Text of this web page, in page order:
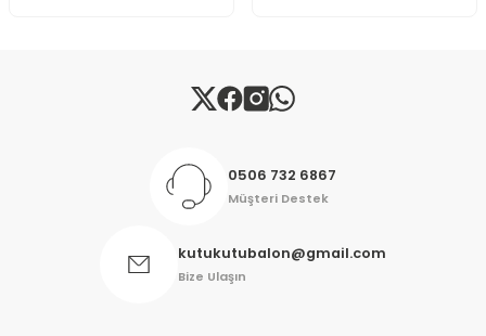
Gönder
0506 732 6867
Müşteri Destek
kutukutubalon@gmail.com
Bize Ulaşın